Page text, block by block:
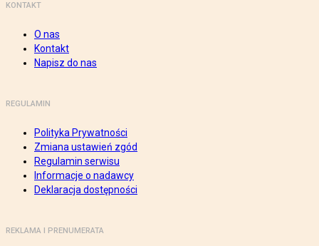
KONTAKT
O nas
Kontakt
Napisz do nas
REGULAMIN
Polityka Prywatności
Zmiana ustawień zgód
Regulamin serwisu
Informacje o nadawcy
Deklaracja dostępności
REKLAMA I PRENUMERATA